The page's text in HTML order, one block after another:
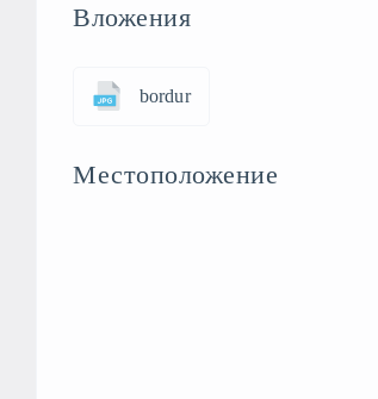
Вложения
bordur
Местоположение